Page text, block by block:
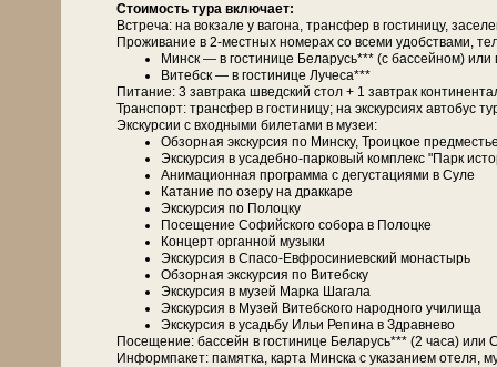
Сто­и­мость ту­ра вклю­ча­ет:
Встреча: на вок­за­ле у ва­го­на, транс­фер в го­сти­ни­цу,
Про­жи­ва­ние в 2-местных но­ме­рах со все­ми удоб­ства­ми,
Минск — в го­сти­ни­це Бе­ла­русь*** (с бас­сей­ном)
Ви­тебск — в го­сти­ни­це Лучеса***
Питание: 3 зав­тра­ка швед­ский стол + 1 завтрак
Транс­порт: транс­фер в го­сти­ни­цу; на экс­кур­си­ях ав­то­бус
Экскурсии с вход­ны­ми би­ле­та­ми в му­зеи:
Об­зор­ная экскурсия по Мин­ску, Тро­иц­кое
Экс­кур­сия в усадебно-парковый ком­плекс "Парк
Анимационная про­грам­ма с де­гу­ста­ци­я­ми в Су­ле
Ка­та­ние по озе­ру на драккаре
Экс­кур­сия по Полоцку
По­се­ще­ние Со­фий­ско­го со­бо­ра в По­лоц­ке
Концерт органной му­зы­ки
Экс­кур­сия в Спасо-Евфросиниевский мо­на­стырь
Об­зор­ная экскурсия по Ви­теб­ску
Экс­кур­сия в му­зей Мар­ка Ша­га­ла
Экс­кур­сия в Музей Витебского на­род­но­го училища
Экс­кур­сия в усадь­бу Ильи Ре­пи­на в Здрав­не­во
По­се­ще­ние: бас­сейн в го­сти­ни­це Бе­ла­русь*** (2 ча­са)
Ин­форм­па­кет: па­мят­ка, кар­та Мин­ска с ука­за­ни­ем оте­ля,